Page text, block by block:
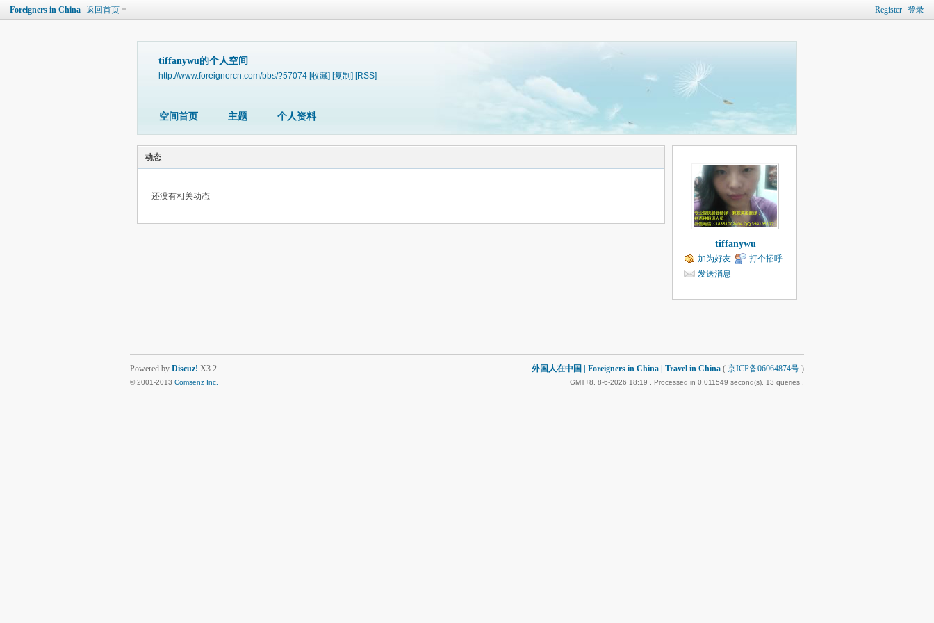
Register 登录
Foreigners in China 返回首页
tiffanywu的个人空间
http://www.foreignercn.com/bbs/?57074 [收藏] [复制] [RSS]
空间首页 主题 个人资料
动态
还没有相关动态
tiffanywu
加为好友
打个招呼
发送消息
外国人在中国 | Foreigners in China | Travel in China ( 京ICP备06064874号 )
GMT+8, 8-6-2026 18:19 , Processed in 0.011549 second(s), 13 queries .
Powered by Discuz! X3.2
© 2001-2013 Comsenz Inc.